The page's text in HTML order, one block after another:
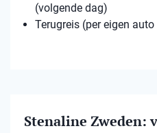
(volgende dag)
Terugreis (per eigen
Stenaline Zweden: